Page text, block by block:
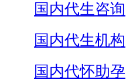
国内代生咨询
国内代生机构
国内代怀助孕